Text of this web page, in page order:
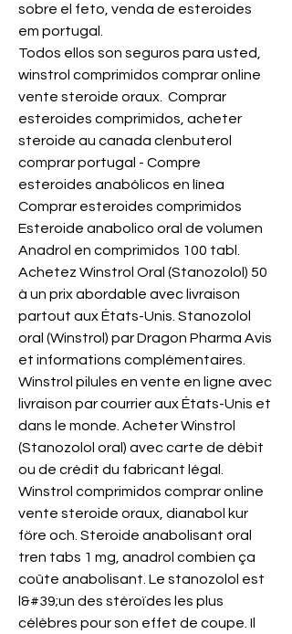
sobre el feto, venda de esteroides
em portugal.
Todos ellos son seguros para usted,
winstrol comprimidos comprar online
vente steroide oraux.  Comprar
esteroides comprimidos, acheter
steroide au canada clenbuterol
comprar portugal - Compre
esteroides anabólicos en línea
Comprar esteroides comprimidos
Esteroide anabolico oral de volumen
Anadrol en comprimidos 100 tabl.
Achetez Winstrol Oral (Stanozolol) 50
à un prix abordable avec livraison
partout aux États-Unis. Stanozolol
oral (Winstrol) par Dragon Pharma Avis
et informations complémentaires.
Winstrol pilules en vente en ligne avec
livraison par courrier aux États-Unis et
dans le monde. Acheter Winstrol
(Stanozolol oral) avec carte de débit
ou de crédit du fabricant légal.
Winstrol comprimidos comprar online
vente steroide oraux, dianabol kur
före och. Steroide anabolisant oral
tren tabs 1 mg, anadrol combien ça
coûte anabolisant. Le stanozolol est
l&#39;un des stéroïdes les plus
célèbres pour son effet de coupe. Il